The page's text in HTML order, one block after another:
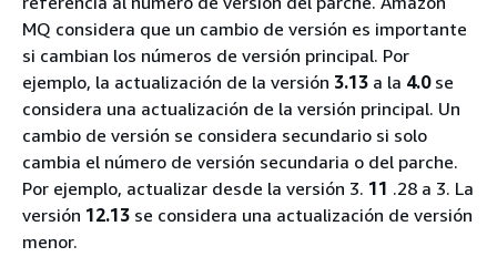
MQ considera que un cambio de versión es importante
si cambian los números de versión principal. Por
ejemplo, la actualización de la versión 3.13 a la 4.0se
considera una actualización de la versión principal. Un
cambio de versión se considera secundario si solo
cambia el número de versión secundaria o del parche.
Por ejemplo, actualizar desde la versión 3. 11 .28 a 3. La
versión 12.13 se considera una actualización de versión
menor.